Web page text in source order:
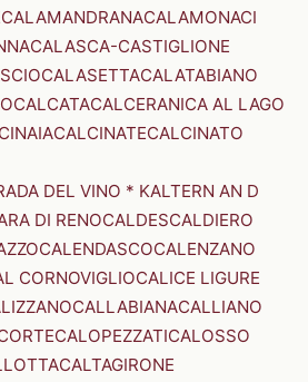
CALAMANDRANACALAMONACI
CALASCA-CASTIGLIONE
CALASETTACALATABIANO
CALCATACALCERANICA AL LAGO
CALCINATECALCINATO
DEL VINO * KALTERN AN D
DI RENOCALDESCALDIERO
CALENDASCOCALENZANO
CORNOVIGLIOCALICE LIGURE
CALLABIANACALLIANO
CALOPEZZATICALOSSO
CALTAGIRONE